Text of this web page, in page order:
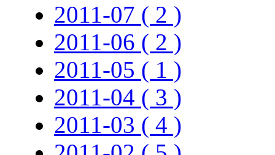
2011-07 ( 2 )
2011-06 ( 2 )
2011-05 ( 1 )
2011-04 ( 3 )
2011-03 ( 4 )